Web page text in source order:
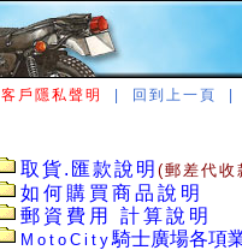
客戶隱私聲明 回到上一頁
取貨.匯款說明 (郵差代
如何購買商品說明
郵資費用 計算說明
MotoCity騎士廣場各項